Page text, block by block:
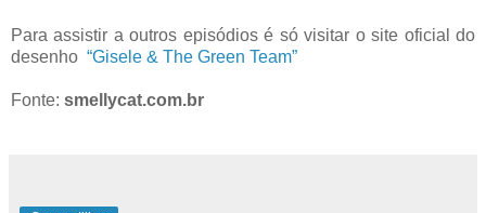
Para assistir a outros episódios é só visitar o site oficial do
desenho “Gisele & The Green Team”
Fonte: smellycat.com.br